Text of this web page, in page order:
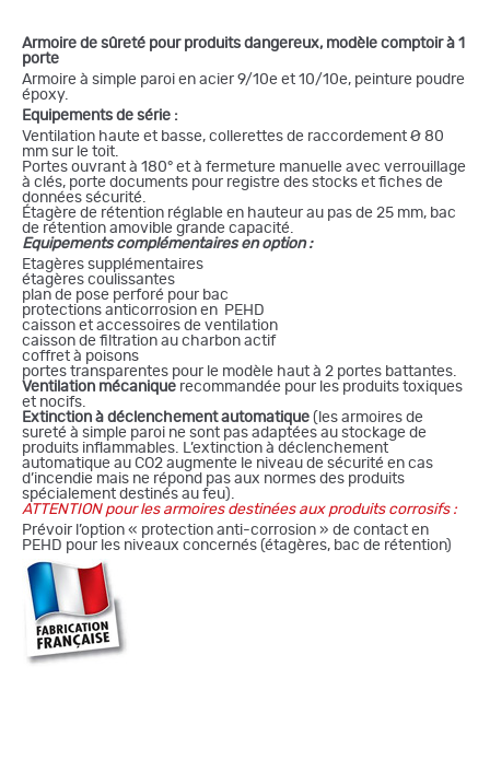
Armoire de sûreté pour produits dangereux, modèle comptoir à 1
porte
Armoire à simple paroi en acier 9/10e et 10/10e, peinture poudre
époxy.
Equipements de série :
Ventilation haute et basse, collerettes de raccordement Ø 80
mm sur le toit.
Portes ouvrant à 180° et à fermeture manuelle avec verrouillage
à clés, porte documents pour registre des stocks et fiches de
données sécurité.
Étagère de rétention réglable en hauteur au pas de 25 mm, bac
de rétention amovible grande capacité.
Equipements complémentaires en option :
Etagères supplémentaires
étagères coulissantes
plan de pose perforé pour bac
protections anticorrosion en PEHD
caisson et accessoires de ventilation
caisson de filtration au charbon actif
coffret à poisons
portes transparentes pour le modèle haut à 2 portes battantes.
Ventilation mécanique recommandée pour les produits toxiques
et nocifs.
Extinction à déclenchement automatique (les armoires de
sureté à simple paroi ne sont pas adaptées au stockage de
produits inflammables. L’extinction à déclenchement
automatique au CO2 augmente le niveau de sécurité en cas
d’incendie mais ne répond pas aux normes des produits
spécialement destinés au feu).
ATTENTION pour les armoires destinées aux produits corrosifs :
Prévoir l’option « protection anti-corrosion » de contact en
PEHD pour les niveaux concernés (étagères, bac de rétention)